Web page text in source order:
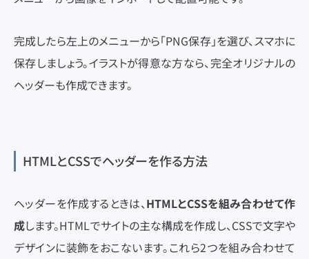
完成したら左上のメニューから「PNG保存」を選び、スマホに
保存しましょう。イラストが得意な方なら、完全オリジナルの
ヘッダーも作成できます。
HTMLとCSSでヘッダーを作る方法
ヘッダーを作成するときは、HTMLとCSSを組み合わせて作
成します。HTMLでサイトの主な構成を作成し、CSSで文字や
デザインに装飾をおこないます。これら2つを組み合わせて